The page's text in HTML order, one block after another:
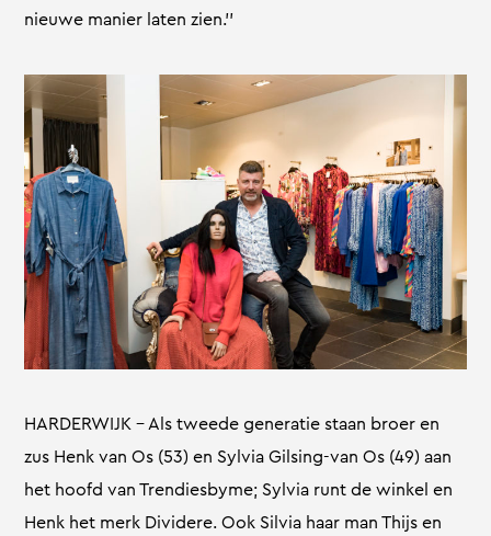
nieuwe manier laten zien.’’
HARDERWIJK – Als tweede generatie staan broer en
zus Henk van Os (53) en Sylvia Gilsing-van Os (49) aan
het hoofd van Trendiesbyme; Sylvia runt de winkel en
Henk het merk Dividere. Ook Silvia haar man Thijs en